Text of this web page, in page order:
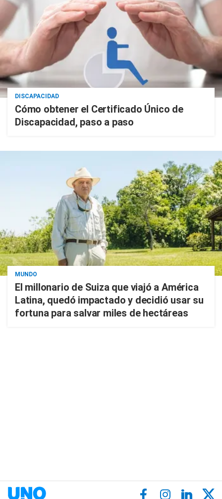
DISCAPACIDAD
Cómo obtener el Certificado Único de
Discapacidad, paso a paso
MUNDO
El millonario de Suiza que viajó a América
Latina, quedó impactado y decidió usar su
fortuna para salvar miles de hectáreas